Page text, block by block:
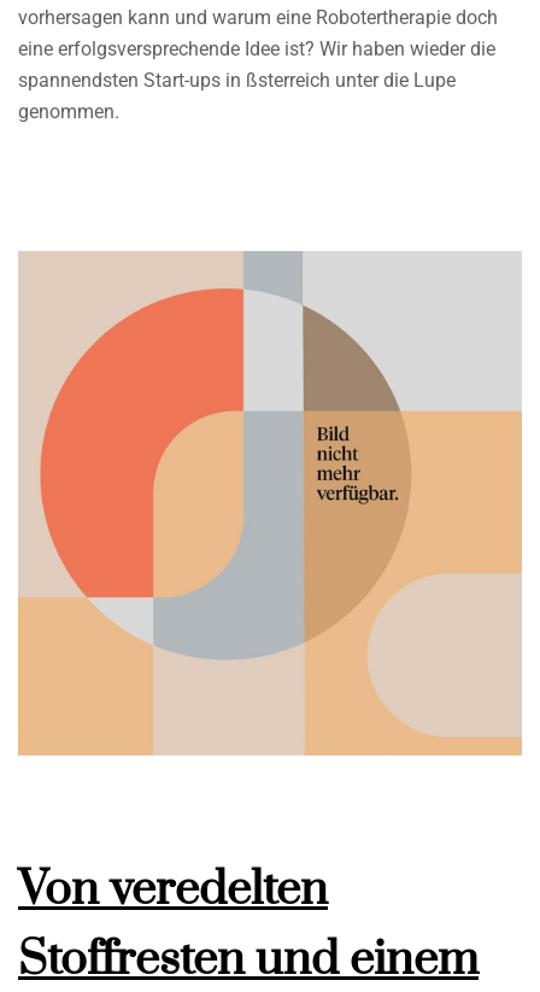
vorhersagen kann und warum eine Robotertherapie doch
eine erfolgsversprechende Idee ist? Wir haben wieder die
spannendsten Start-ups in ßsterreich unter die Lupe
genommen.
Von veredelten
Stoffresten und einem